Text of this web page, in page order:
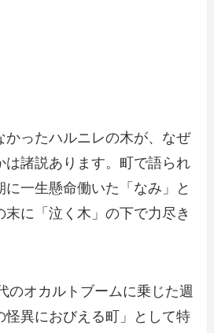
かったハルニレの木が、なぜ
は諸説あります。町で語られ
一生懸命働いた「なみ」と
に「泣く木」の下で力尽き
のオカルトブームに乗じた週
怪異におびえる町」として特